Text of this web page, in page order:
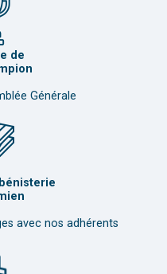
de
Générale
avec nos adhérents